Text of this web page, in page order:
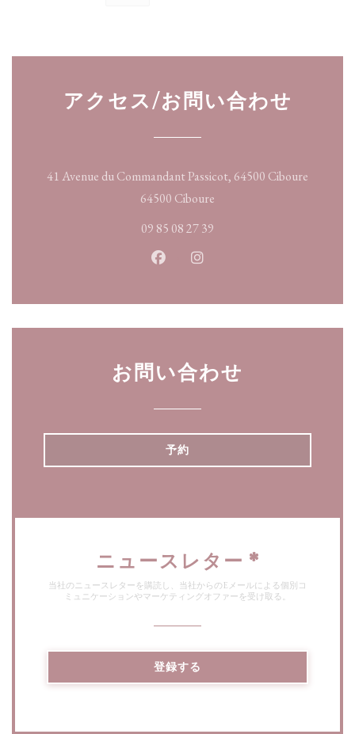
アクセス/お問い合わせ
41 Avenue du Commandant Passicot, 64500 Ciboure
64500 Ciboure
09 85 08 27 39
Facebook ((新しいウィンドウ
Instagram ((新しいウィ
お問い合わせ
予約
ニュースレター *
当社のニュースレターを購読し、当社からのEメールによる個別コ
ミュニケーションやマーケティングオファーを受け取る。
登録する